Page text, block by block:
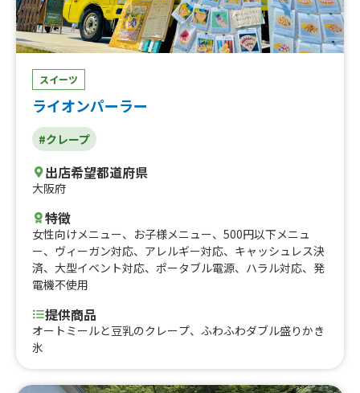
スイーツ
ライオンパーラー
#クレープ
出店希望都道府県
大阪府
特徴
女性向けメニュー、 お子様メニュー、 500円以下メニュ
ー、 ヴィーガン対応、 アレルギー対応、 キャッシュレス決
済、 大型イベント対応、 ポータブル電源、 ハラル対応、 発
電機不使用
提供商品
オートミールと豆乳のクレープ、ふわふわダブル盛りかき
氷